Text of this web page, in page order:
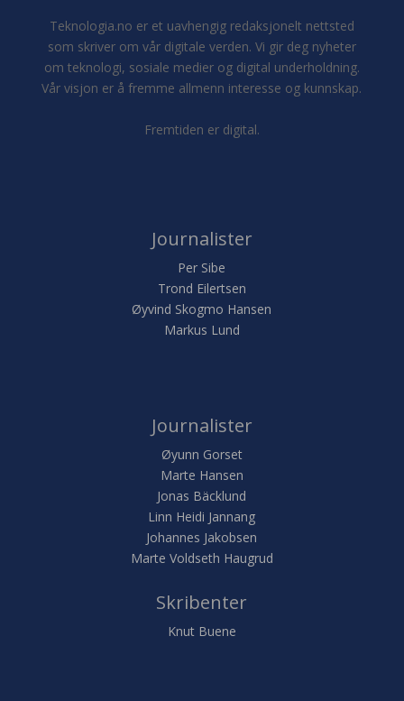
Teknologia.no er et uavhengig redaksjonelt nettsted
som skriver om vår digitale verden. Vi gir deg nyheter
om teknologi, sosiale medier og digital underholdning.
Vår visjon er å fremme allmenn interesse og kunnskap.
Fremtiden er digital.
Journalister
Per Sibe
Trond Eilertsen
Øyvind Skogmo Hansen
Markus Lund
Journalister
Øyunn Gorset
Marte Hansen
Jonas Bäcklund
Linn Heidi Jannang
Johannes Jakobsen
Marte Voldseth Haugrud
Skribenter
Knut Buene